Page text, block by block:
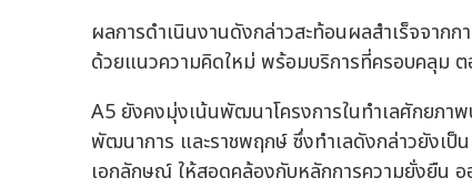
ผลการดำเนินงานดังกล่าวสะท้อนผลสำเร็จจาก
ด้วยแนวความคิดใหม่ พร้อมบริการที่ครอบคลุม
A5 ยังคงมุ่งเน้นพัฒนาโครงการในทำเลศักยภา
พัฒนาการ และราชพฤกษ์ ซึ่งทำเลดังกล่าวยังเป็
เอกลักษณ์ ให้สอดคล้องกับหลักการความยั่งยืน